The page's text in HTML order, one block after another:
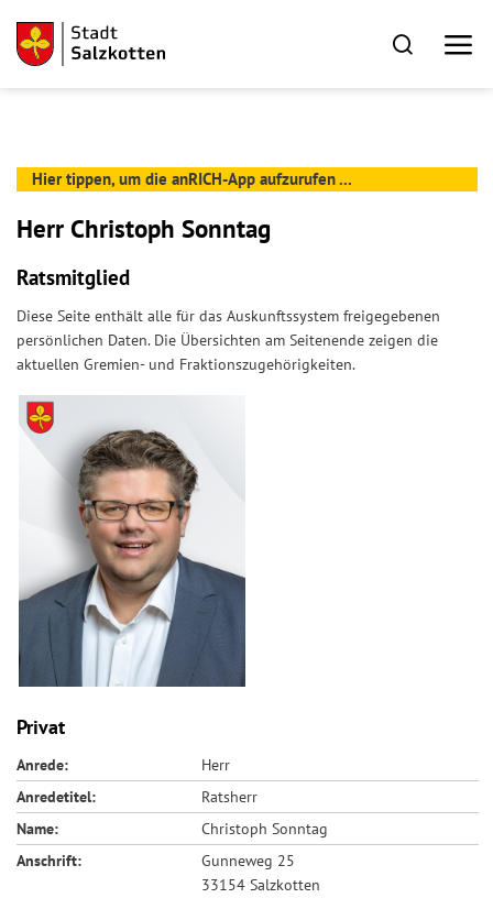
Hier tippen, um die anRICH-App aufzurufen ...
Herr Christoph Sonntag
Ratsmitglied
Diese Seite enthält alle für das Auskunftssystem freigegebenen
persönlichen Daten. Die Übersichten am Seitenende zeigen die
aktuellen Gremien- und Fraktionszugehörigkeiten.
Privat
Anrede:
Herr
Anredetitel:
Ratsherr
Name:
Christoph Sonntag
Anschrift:
Gunneweg 25
33154 Salzkotten